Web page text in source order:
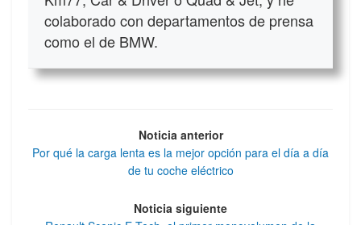
colaborado con departamentos de prensa
como el de BMW.
Noticia anterior
Por qué la carga lenta es la mejor opción para el día a día
de tu coche eléctrico
Noticia siguiente